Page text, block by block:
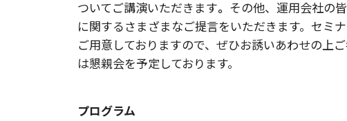
ついてご講演いただきます。 その他、運用会社の
に関するさまざまなご提言をいただきます。セミ
ご用意しておりますので、ぜひお誘いあわせの上
は懇親会を予定しております。
プログラム